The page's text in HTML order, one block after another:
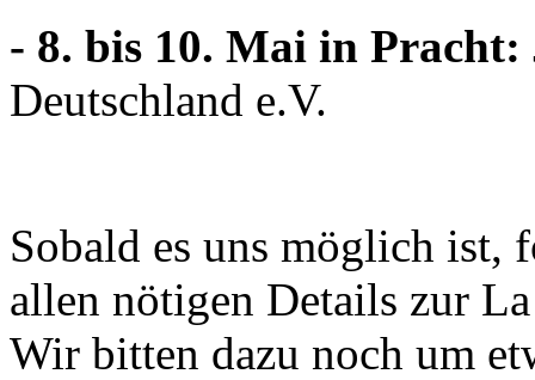
- 8. bis 10. Mai in Pracht:
Deutschland e.V.
Sobald es uns möglich ist,
allen nötigen Details zur
Wir bitten dazu noch um